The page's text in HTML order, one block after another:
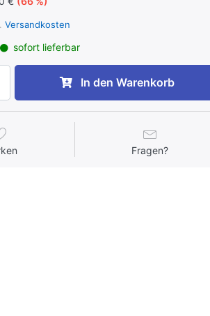
Versandkosten
sofort lieferbar
In den Warenkorb
Fragen?